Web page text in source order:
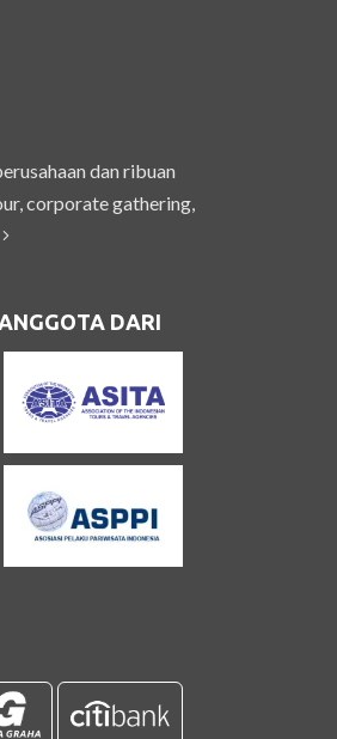
dan ribuan
corporate gathering,
DARI